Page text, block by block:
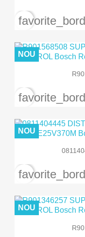
NOU
NOU
NOU